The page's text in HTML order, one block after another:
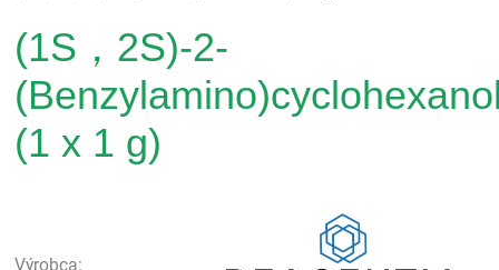
(1S，2S)-2-
(1 x 1 g)
Výrobca: